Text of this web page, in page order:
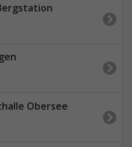
Obersee